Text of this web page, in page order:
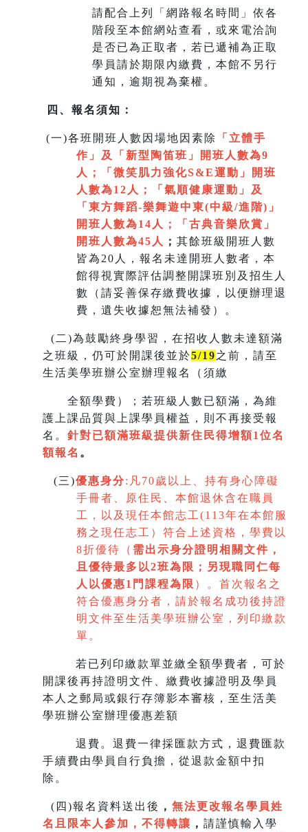
請配合上列「網路報名時間」依各
階段至本館網站查看，或來電洽詢
是否已為正取者，若已遞補為正取
學員請於期限內繳費，本館不另行
通知，逾期視為棄權。
四、報名須知：
(一)各班開班人數因場地因素除
「立體手
作」及「新型陶笛班」開班人數為9
人
；
「微笑肌力強化S&E運動」開班
人數為12人；「氣順健康運動」及
「 東方舞蹈-樂舞遊中東(中級/進階)」
開班人數為14人
； 「 古典音樂欣賞 」
開班人數為45人
； 其餘班級開班人數
皆為20人，報名未達開班人數者，本
館得視實際評估調整開課班別及招生人
數（請妥善保存繳費收據，以便辦理退
費，遺失收據恕無法補發）。
( 二)為鼓勵終身學習，在招收人數未達額滿
之班級，仍可於開課後並於5/19之前，請至
生活美學班辦公室辦理報名（須繳
全額學費）；若班級人數已額滿，為維
護上課品質與上課學員權益，則不再接受報
名。 針對已額滿班級提供新住民得增額1 位名
額報名 。
(三)優惠身分: 凡70歲以上、持有身心障礙
手冊者、原住民、本館退休含在職員
工，以及現任本館志工(113年在本館服
務之現任志工）符合上述資格，學費以
8折優待（ 需出示身分證明相關文件，
且優待最多以2班為限 ； 另現職同仁每
人以優惠1門課程為限 ）。首次報名之
符合優惠身分者，請於報名成功後持證
明文件至生活美學班辦公室，列印繳款
單。
若已列印繳款單並繳全額學費者，可於
開課後再持證明文件、繳費收據證明及學員
本人之郵局或銀行存簿影本審核，至生活美
學班辦公室辦理優惠差額
退費。退費一律採匯款方式，退費匯款
手續費由學員自行負擔，從退款金額中扣
除。
( 四)報名資料送出後 ， 無法更改報名學員姓
名且限本人參加，不得轉讓 ， 請謹慎輸入學